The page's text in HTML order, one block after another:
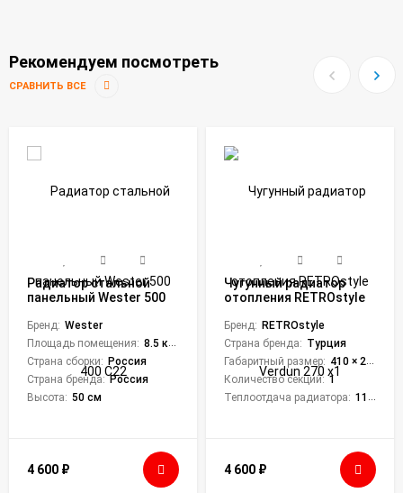
Рекомендуем посмотреть
СРАВНИТЬ ВСЕ
Радиатор стальной
панельный Wester 500
Бренд: Wester
Площадь помещения: 8.5 кв. м.
Страна сборки: Россия
Страна бренда: Россия
Высота: 50 см
4 600 ₽
Чугунный радиатор
отопления RETROstyle
Бренд: RETROstyle
Страна бренда: Турция
Габаритный размер: 410 × 218 × 50 мм
Количество секций: 1
Теплоотдача радиатора: 115 Вт
4 600 ₽